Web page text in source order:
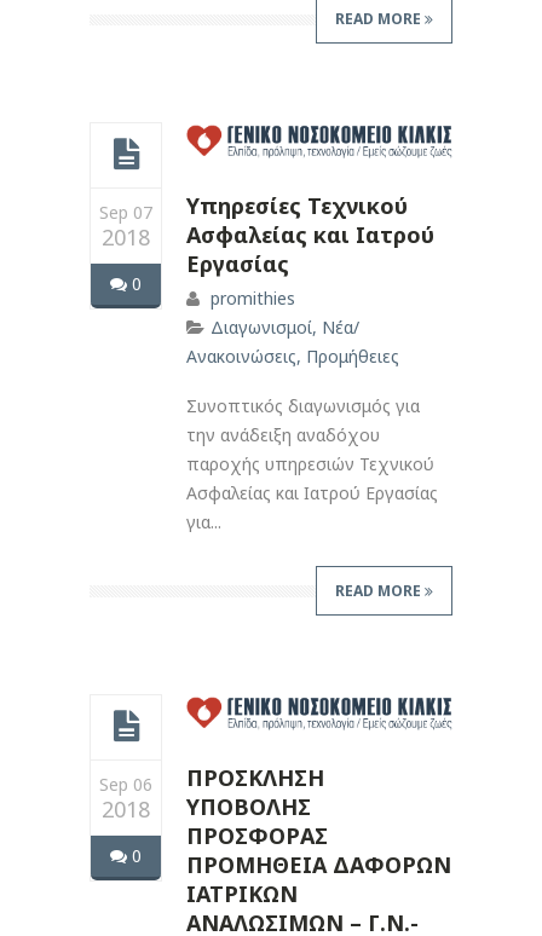
READ MORE
Sep 07
2018
0
Υπηρεσίες Τεχνικού
Ασφαλείας και Ιατρού
Εργασίας
promithies
Διαγωνισμοί, Νέα/
Ανακοινώσεις, Προμήθειες
Συνοπτικός διαγωνισμός για
την ανάδειξη αναδόχου
παροχής υπηρεσιών Τεχνικού
Ασφαλείας και Ιατρού Εργασίας
για...
READ MORE
Sep 06
2018
0
ΠΡΟΣΚΛΗΣΗ
ΥΠΟΒΟΛΗΣ
ΠΡΟΣΦΟΡΑΣ
ΠΡΟΜΗΘΕΙΑ ΔΑΦΟΡΩΝ
ΙΑΤΡΙΚΩΝ
ΑΝΑΛΩΣΙΜΩΝ – Γ.Ν.-